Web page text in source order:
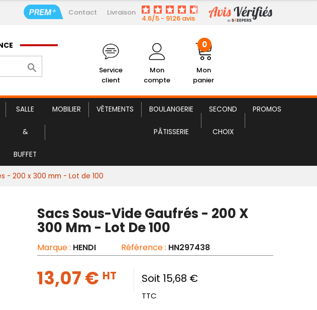
Contact Livraison
4.6/5 - 9126 avis

Service
client
Mon
compte
Mon
panier
0
SALLE
&
BUFFET
MOBILIER VÊTEMENTS BOULANGERIE
PÂTISSERIE
SECOND
CHOIX
PROMOS
Sacs Sous-Vide Gaufrés 13,07 € HT
- 200 x 300 mm - Lot de 100
Sacs Sous-Vide Gaufrés - 200 X
300 Mm - Lot De 100
Marque : HENDI Référence : HN297438
13,07 € HT Soit 15,68 €
TTC